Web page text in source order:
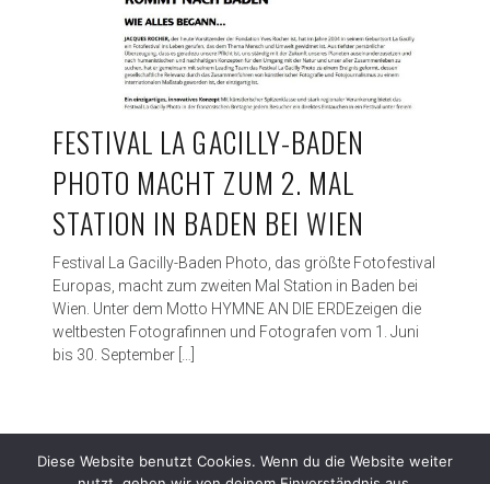
F
e
s
t
i
v
a
l
G
a
c
i
a
FESTIVAL LA GACILLY-BADEN
PHOTO MACHT ZUM 2. MAL
STATION IN BADEN BEI WIEN
Festival La Gacilly-Baden Photo, das größte Fotofestival
Europas, macht zum zweiten Mal Station in Baden bei
Wien. Unter dem Motto HYMNE AN DIE ERDEzeigen die
weltbesten Fotografinnen und Fotografen vom 1. Juni
bis 30. September […]
Diese Website benutzt Cookies. Wenn du die Website weiter